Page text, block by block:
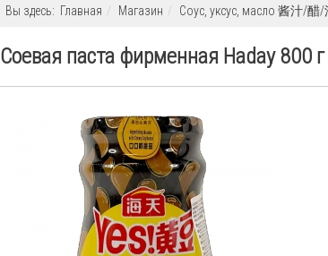
Вы здесь: Главная Магазин Соус, уксус, масло 酱汁/醋/
Соевая паста фирменная Haday 800 г